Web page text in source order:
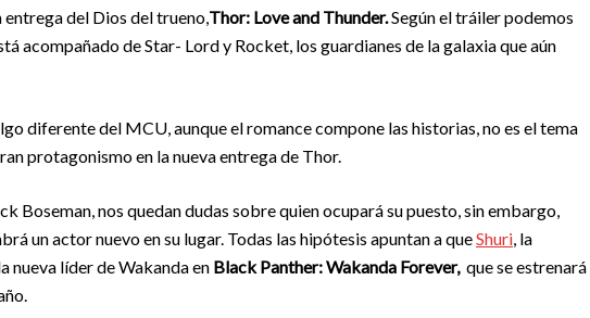
entrega del Dios del trueno,Thor: Love and Thunder.Según el tráiler podemos
acompañado de Star- Lord y Rocket, los guardianes de la galaxia que aún
diferente del MCU, aunque el romance compone las historias, no es el tema
protagonismo en la nueva entrega de Thor.
Boseman, nos quedan dudas sobre quien ocupará su puesto, sin embargo,
un actor nuevo en su lugar. Todas las hipótesis apuntan a queShuri, la
nueva líder de Wakanda en Black Panther: Wakanda Forever, que se estrenará